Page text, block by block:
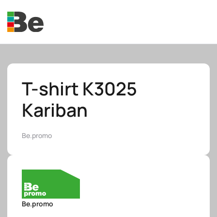
Skip to main content
T-shirt K3025
Kariban
Be.promo
Be.promo